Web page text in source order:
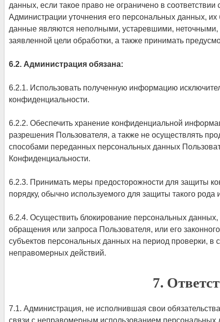
данных, если такое право не ограничено в
Администрации уточнения его персональных данных,
данные являются неполными, устаревшими,
заявленной цели обработки, а также принимать
6.2. Администрация обязана:
6.2.1. Использовать полученную информацию
конфиденциальности.
6.2.2. Обеспечить хранение конфиденциальной
разрешения Пользователя, а также не осуществлять
способами переданных персональных данных
Конфиденциальности.
6.2.3. Принимать меры предосторожности для защиты
порядку, обычно используемого для защиты такого
6.2.4. Осуществить блокирование персональных
обращения или запроса Пользователя, или его
субъектов персональных данных на период проверки,
неправомерных действий.
7.
7.1. Администрация, не исполнившая свои
связи с неправомерным использованием персональных